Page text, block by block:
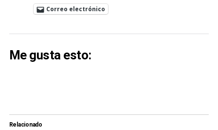
Correo electrónico
Me gusta esto:
Relacionado